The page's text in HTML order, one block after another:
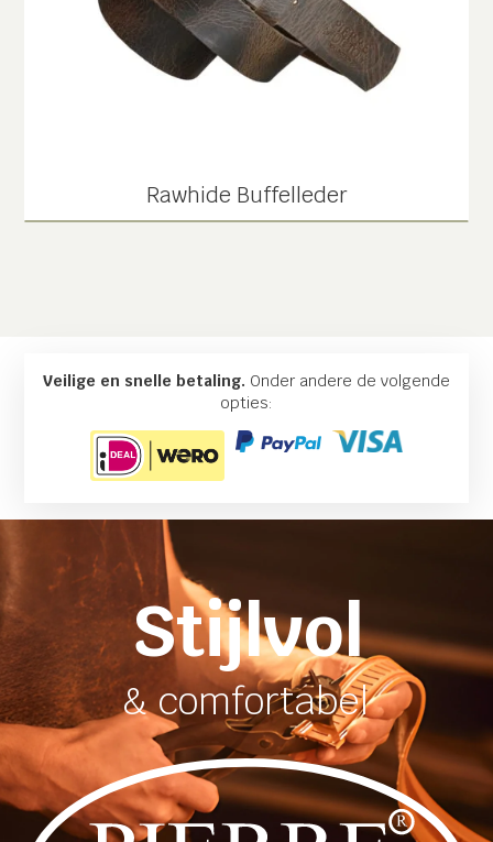
Rawhide Buffelleder
Veilige en snelle betaling. Onder andere de volgende
opties:
Stijlvol
& comfortabel